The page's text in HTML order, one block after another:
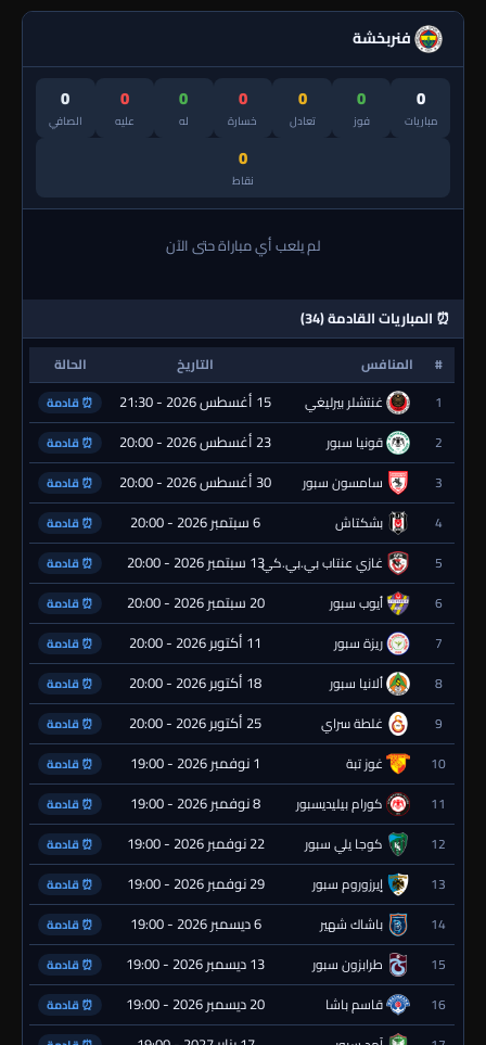
فنربخشة
0
مباريات
0
فوز
0
تعادل
0
خسارة
0
له
0
عليه
0
الصافي
0
نقاط
لم يلعب أي مباراة حتى الآن
⏰ المباريات القادمة (34)
# المنافس التاريخ
الحالة
1
غنتشلر بيرليغي 15 أغسطس 2026 - 21:30 ⏰ قادمة
2 قونيا سبور 23 أغسطس 2026 - 20:00 ⏰ قادمة
3 سامسون سبور 30 أغسطس 2026 - 20:00 ⏰ قادمة
4 بشكتاش 6 سبتمبر 2026 - 20:00 ⏰ قادمة
5 غازي عنتاب بي.بي.كي.13 سبتمبر 2026 - 20:00 ⏰ قادمة
6 أيوب سبور 20 سبتمبر 2026 - 20:00 ⏰ قادمة
7 ريزة سبور 11 أكتوبر 2026 - 20:00 ⏰ قادمة
8 ألانيا سبور 18 أكتوبر 2026 - 20:00 ⏰ قادمة
9 غلطة سراي 25 أكتوبر 2026 - 20:00 ⏰ قادمة
10 غوز تبة 1 نوفمبر 2026 - 19:00 ⏰ قادمة
11 كورام بيليديسبور 8 نوفمبر 2026 - 19:00 ⏰ قادمة
12 كوجا يلي سبور 22 نوفمبر 2026 - 19:00 ⏰ قادمة
13 إيرزوروم سبور 29 نوفمبر 2026 - 19:00 ⏰ قادمة
14 باشاك شهير 6 ديسمبر 2026 - 19:00 ⏰ قادمة
15 طرابزون سبور 13 ديسمبر 2026 - 19:00 ⏰ قادمة
16 قاسم باشا 20 ديسمبر 2026 - 19:00 ⏰ قادمة